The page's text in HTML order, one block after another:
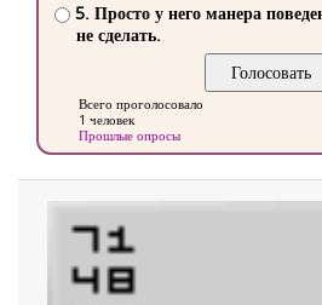
5. Просто у него манера
не сделать.
Всего проголосовало
1 человек
Прошлые опросы